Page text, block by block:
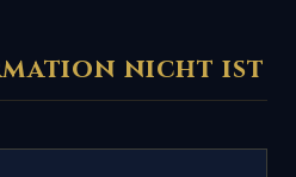
nicht ist